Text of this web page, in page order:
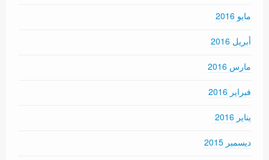
مايو 2016
أبريل 2016
مارس 2016
فبراير 2016
يناير 2016
ديسمبر 2015